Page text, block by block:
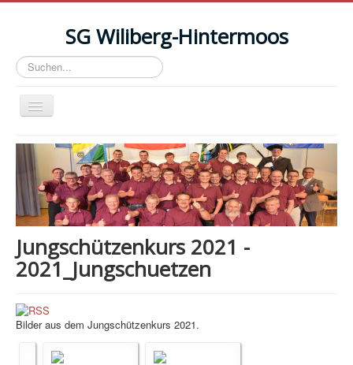
SG Wiliberg-Hintermoos
Suchen...
Toggle
Navigation
News
Anlässe/Events
Termine
Resultate
Schiessplatz Reitnau
Schützenstube mieten
Photos
Verein
Jungschützenkurs 2021 -
2021_Jungschuetzen
Bilder aus dem Jungschützenkurs 2021.